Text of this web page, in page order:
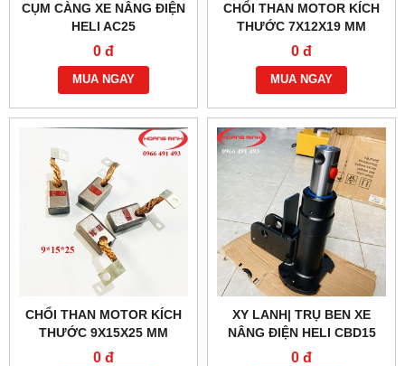
CỤM CÀNG XE NÂNG ĐIỆN
HELI AC25
0 đ
MUA NGAY
CHỔI THAN MOTOR KÍCH
THƯỚC 7X12X19 MM
0 đ
MUA NGAY
CHỔI THAN MOTOR KÍCH
THƯỚC 9X15X25 MM
0 đ
XY LANH| TRỤ BEN XE
NÂNG ĐIỆN HELI CBD15
0 đ